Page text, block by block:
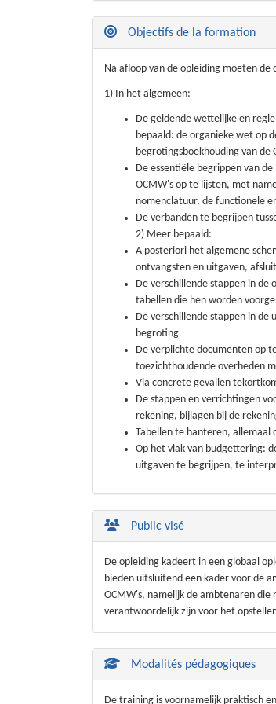
Objectifs de la formation
Na afloop van de opleiding moeten
1) In het algemeen:
De geldende wettelijke en
bepaald: de organieke wet op
begrotingsboekhouding van
De essentiële begrippen van
OCMW's op te lijsten, met
nomenclatuur, de functionele
De verbanden te begrijpen
2) Meer bepaald:
A posteriori het algemene
ontvangsten en uitgaven,
De verschillende stappen in
tabellen die hen worden
De verschillende stappen in de
begroting
De verplichte documenten op
toezichthoudende overheden
Via concrete gevallen
De stappen en verrichtingen
rekening, bijlagen bij de
Tabellen te hanteren, allemaal
Op het vlak van budgettering:
uitgaven te begrijpen, te
Public visé
De opleiding kadeert in een globaal
bieden uitsluitend een kader voor de
OCMW's, namelijk de ambtenaren die
verantwoordelijk zijn voor het
Modalités pédagogiques
De training is voornamelijk praktisch